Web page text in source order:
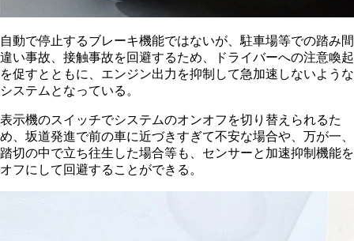
自動で停止するブレーキ機能ではないが、駐車場等での踏み間
違い事故、接触事故を回避するため、ドライバーへの注意喚起
を促すとともに、エンジン出力を抑制して急加速しないような
システムとなっている。
表示機のスイッチでシステムのオンオフを切り替えられるた
め、坂道発進で前の車に近づきすぎて不安な場合や、万が一、
踏切の中で立ち往生した場合等も、センサーと加速抑制機能を
オフにして回避することができる。